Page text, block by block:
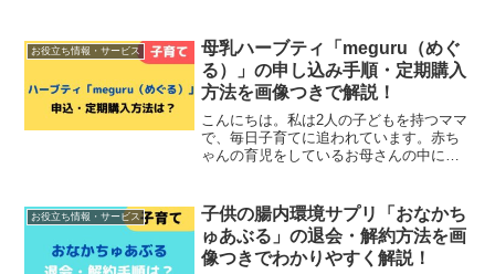
しまうことも…。そんなときに見つけた
のが、桑の葉やギムネマ...
お役立ち情報・サービス
母乳ハーブティ「meguru（めぐ
る）」の申し込み手順・定期購入
方法を画像つきで解説！
こんにちは。私は2人の子どもを持つママ
で、毎日子育てに追われています。赤ち
ゃんの育児をしているお母さんの中に
めなのが、厳選された10種類のハーブが
配合された母乳ハーブテ...
お役立ち情報・サービス
子供の腸内環境サプリ「おなかち
ゅあぶる」の退会・解約方法を画
像つきでわかりやすく解説！